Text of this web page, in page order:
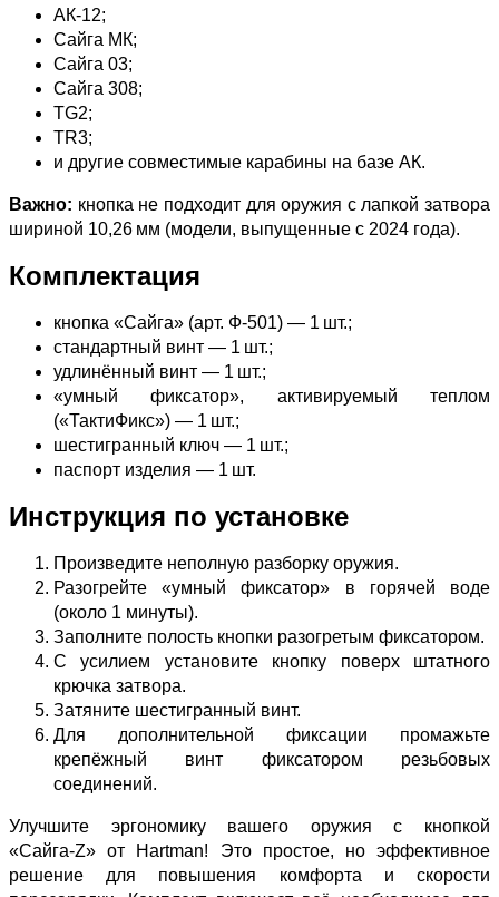
АК‑12;
Сайга МК;
Сайга 03;
Сайга 308;
TG2;
TR3;
и другие совместимые карабины на базе АК.
Важно: кнопка не подходит для оружия с лапкой затвора
шириной 10,26 мм (модели, выпущенные с 2024 года).
Комплектация
кнопка «Сайга» (арт. Ф‑501) — 1 шт.;
стандартный винт — 1 шт.;
удлинённый винт — 1 шт.;
«умный фиксатор», активируемый теплом
(«ТактиФикс») — 1 шт.;
шестигранный ключ — 1 шт.;
паспорт изделия — 1 шт.
Инструкция по установке
Произведите неполную разборку оружия.
Разогрейте «умный фиксатор» в горячей воде
(около 1 минуты).
Заполните полость кнопки разогретым фиксатором.
С усилием установите кнопку поверх штатного
крючка затвора.
Затяните шестигранный винт.
Для дополнительной фиксации промажьте
крепёжный винт фиксатором резьбовых
соединений.
Улучшите эргономику вашего оружия с кнопкой
«Сайга‑Z» от Hartman! Это простое, но эффективное
решение для повышения комфорта и скорости